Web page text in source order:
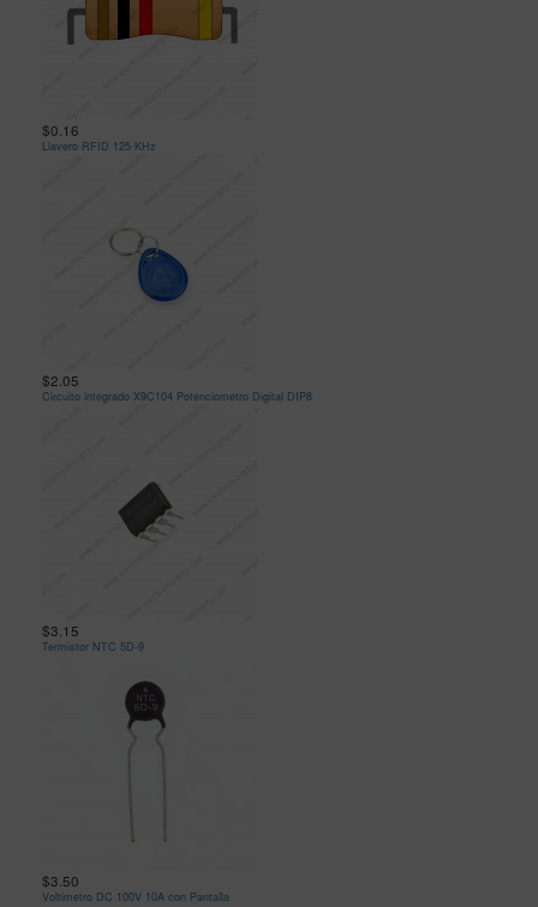
$0.16
Llavero RFID 125 KHz
$2.05
Circuito integrado X9C104 Potenciometro Digital DIP8
$3.15
Termistor NTC 5D-9
$3.50
Voltimetro DC 100V 10A con Pantalla